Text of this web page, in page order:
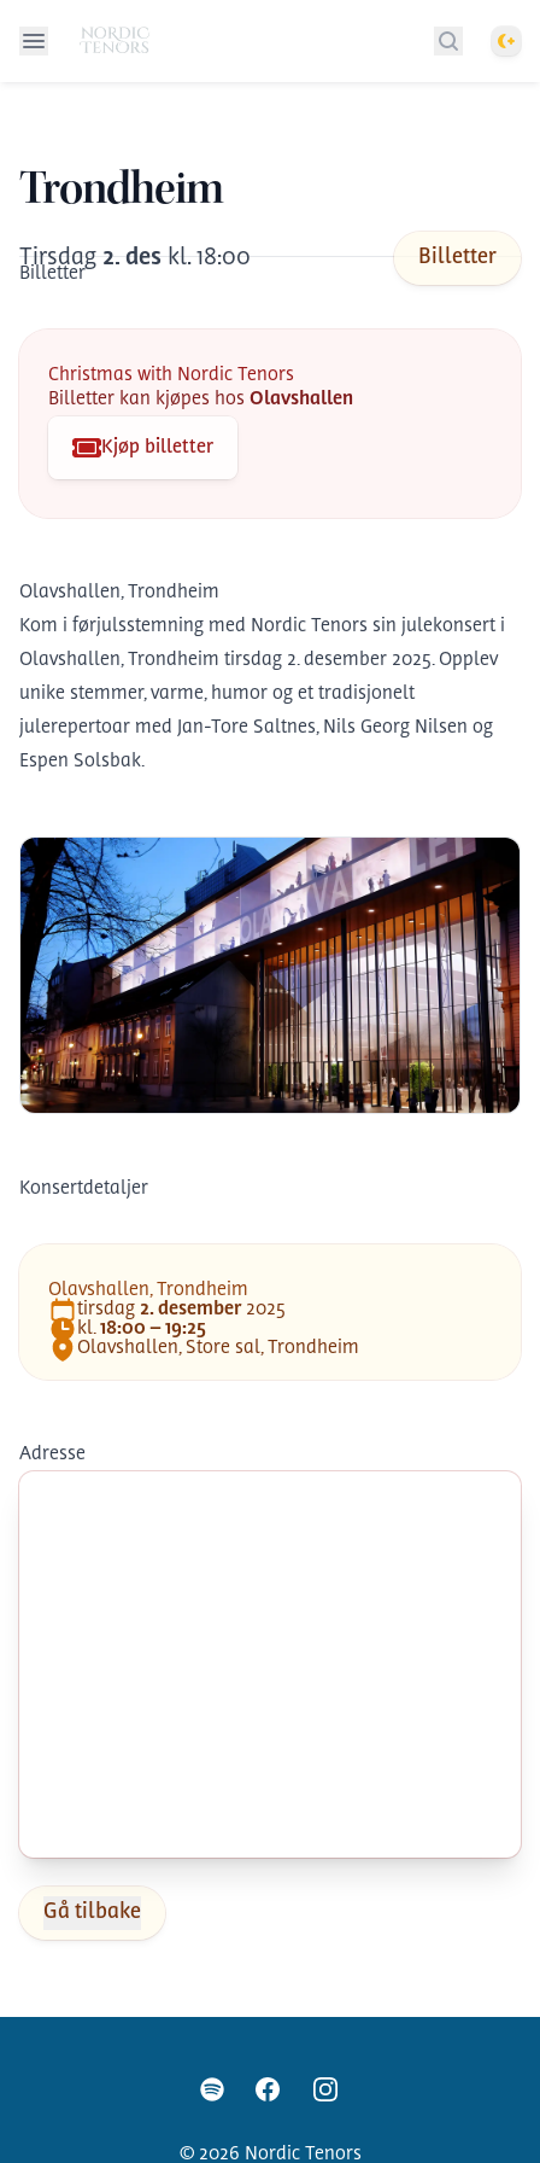
Søk etter
Trondheim
Tirsdag 2.des kl.18:00 Billetter
Billetter
Christmas with Nordic Tenors
Billetter kan kjøpes hos Olavshallen
Kjøp billetter
Olavshallen, Trondheim
Kom i førjulsstemning med Nordic Tenors sin julekonsert i
Olavshallen, Trondheim tirsdag 2. desember 2025. Opplev
unike stemmer, varme, humor og et tradisjonelt
julerepertoar med Jan-Tore Saltnes, Nils Georg Nilsen og
Espen Solsbak.
Konsertdetaljer
Olavshallen, Trondheim
Dato
tirsdag 2.desember 2025
Tid
kl.18:00 – 19:25
Lokasjon
Olavshallen, Store sal, Trondheim
Adresse
Gå tilbake
SpotifyFacebookInstagram
© 2026 Nordic Tenors